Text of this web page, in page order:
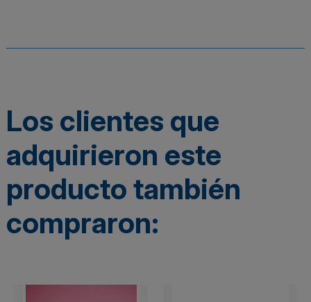
Los clientes que
adquirieron este
producto también
compraron: